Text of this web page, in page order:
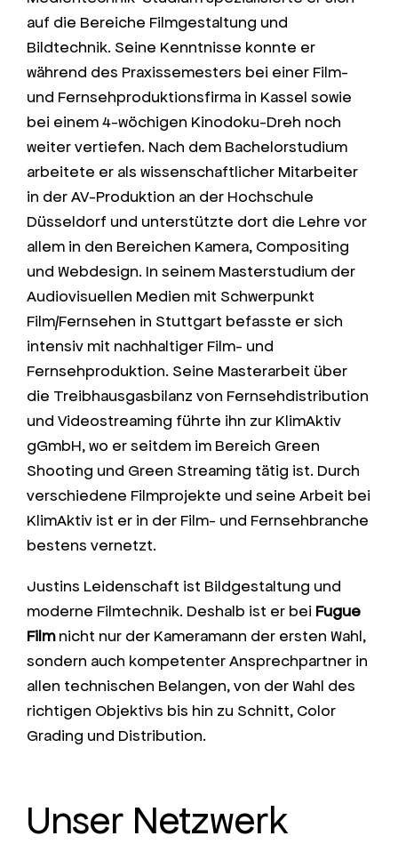
auf die Bereiche Filmgestaltung und
Bildtechnik. Seine Kenntnisse konnte er
während des Praxissemesters bei einer Film-
und Fernsehproduktionsfirma in Kassel sowie
bei einem 4-wöchigen Kinodoku-Dreh noch
weiter vertiefen. Nach dem Bachelorstudium
arbeitete er als wissenschaftlicher Mitarbeiter
in der AV-Produktion an der Hochschule
Düsseldorf und unterstützte dort die Lehre vor
allem in den Bereichen Kamera, Compositing
und Webdesign. In seinem Masterstudium der
Audiovisuellen Medien mit Schwerpunkt
Film/Fernsehen in Stuttgart befasste er sich
intensiv mit nachhaltiger Film- und
Fernsehproduktion. Seine Masterarbeit über
die Treibhausgasbilanz von Fernsehdistribution
und Videostreaming führte ihn zur KlimAktiv
gGmbH, wo er seitdem im Bereich Green
Shooting und Green Streaming tätig ist. Durch
verschiedene Filmprojekte und seine Arbeit bei
KlimAktiv ist er in der Film- und Fernsehbranche
bestens vernetzt.
Justins Leidenschaft ist Bildgestaltung und
moderne Filmtechnik. Deshalb ist er bei Fugue
Filmnicht nur der Kameramann der ersten Wahl,
sondern auch kompetenter Ansprechpartner in
allen technischen Belangen, von der Wahl des
richtigen Objektivs bis hin zu Schnitt, Color
Grading und Distribution.
Unser Netzwerk